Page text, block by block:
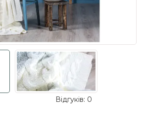
Відгуків: 0